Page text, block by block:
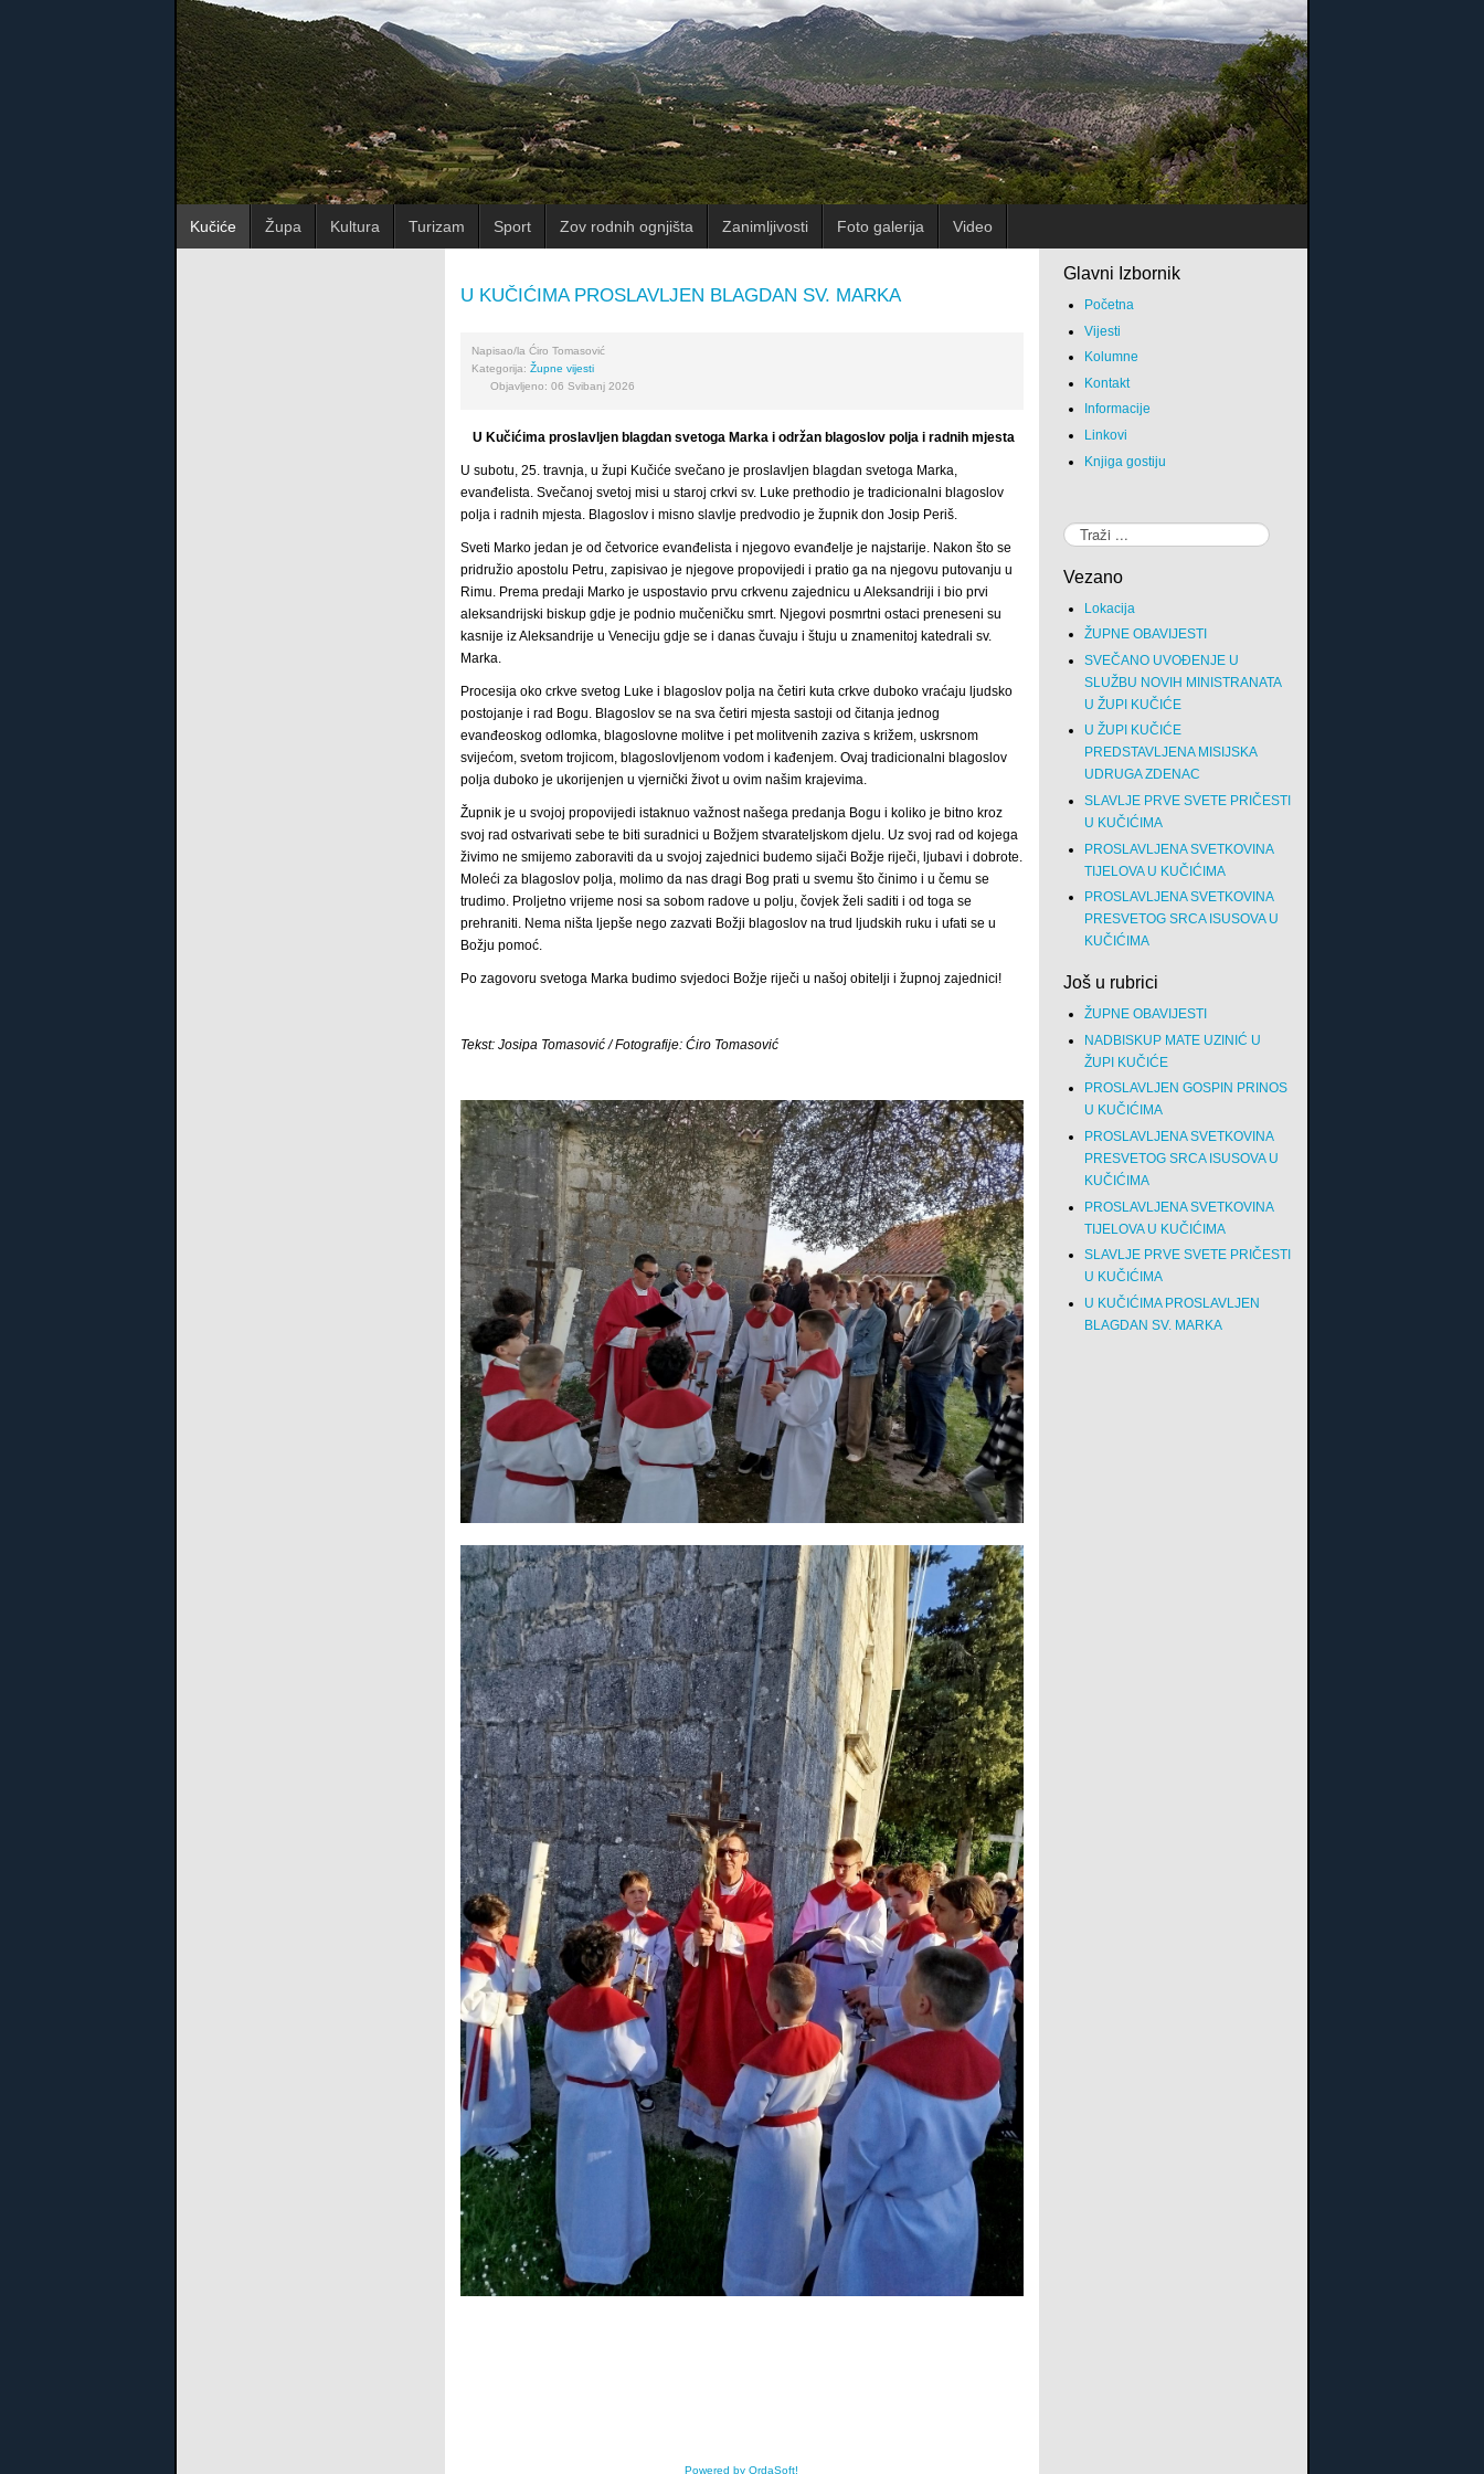
Kučiće Župa Kultura Turizam Sport Zov rodnih ognjišta Zanimljivosti Foto galerija Video
U KUČIĆIMA PROSLAVLJEN BLAGDAN SV. MARKA
Napisao/la Ćiro Tomasović
Kategorija: Župne vijesti
Objavljeno: 06 Svibanj 2026
U Kučićima proslavljen blagdan svetoga Marka i održan blagoslov polja i radnih mjesta
U subotu, 25. travnja, u župi Kučiće svečano je proslavljen blagdan svetoga Marka,
evanđelista. Svečanoj svetoj misi u staroj crkvi sv. Luke prethodio je tradicionalni blagoslov
polja i radnih mjesta. Blagoslov i misno slavlje predvodio je župnik don Josip Periš.
Sveti Marko jedan je od četvorice evanđelista i njegovo evanđelje je najstarije. Nakon što se
pridružio apostolu Petru, zapisivao je njegove propovijedi i pratio ga na njegovu putovanju u
Rimu. Prema predaji Marko je uspostavio prvu crkvenu zajednicu u Aleksandriji i bio prvi
aleksandrijski biskup gdje je podnio mučeničku smrt. Njegovi posmrtni ostaci preneseni su
kasnije iz Aleksandrije u Veneciju gdje se i danas čuvaju i štuju u znamenitoj katedrali sv.
Marka.
Procesija oko crkve svetog Luke i blagoslov polja na četiri kuta crkve duboko vraćaju ljudsko
postojanje i rad Bogu. Blagoslov se na sva četiri mjesta sastoji od čitanja jednog
evanđeoskog odlomka, blagoslovne molitve i pet molitvenih zaziva s križem, uskrsnom
svijećom, svetom trojicom, blagoslovljenom vodom i kađenjem. Ovaj tradicionalni blagoslov
polja duboko je ukorijenjen u vjernički život u ovim našim krajevima.
Župnik je u svojoj propovijedi istaknuo važnost našega predanja Bogu i koliko je bitno kroz
svoj rad ostvarivati sebe te biti suradnici u Božjem stvarateljskom djelu. Uz svoj rad od kojega
živimo ne smijemo zaboraviti da u svojoj zajednici budemo sijači Božje riječi, ljubavi i dobrote.
Moleći za blagoslov polja, molimo da nas dragi Bog prati u svemu što činimo i u čemu se
trudimo. Proljetno vrijeme nosi sa sobom radove u polju, čovjek želi saditi i od toga se
prehraniti. Nema ništa ljepše nego zazvati Božji blagoslov na trud ljudskih ruku i ufati se u
Božju pomoć.
Po zagovoru svetoga Marka budimo svjedoci Božje riječi u našoj obitelji i župnoj zajednici!
Tekst: Josipa Tomasović / Fotografije: Ćiro Tomasović
Powered by OrdaSoft!
Glavni Izbornik
Početna
Vijesti
Kolumne
Kontakt
Informacije
Linkovi
Knjiga gostiju
Traži...
Vezano
Lokacija
ŽUPNE OBAVIJESTI
SVEČANO UVOĐENJE U
SLUŽBU NOVIH MINISTRANATA
U ŽUPI KUČIĆE
U ŽUPI KUČIĆE
PREDSTAVLJENA MISIJSKA
UDRUGA ZDENAC
SLAVLJE PRVE SVETE PRIČESTI
U KUČIĆIMA
PROSLAVLJENA SVETKOVINA
TIJELOVA U KUČIĆIMA
PROSLAVLJENA SVETKOVINA
PRESVETOG SRCA ISUSOVA U
KUČIĆIMA
Još u rubrici
ŽUPNE OBAVIJESTI
NADBISKUP MATE UZINIĆ U
ŽUPI KUČIĆE
PROSLAVLJEN GOSPIN PRINOS
U KUČIĆIMA
PROSLAVLJENA SVETKOVINA
PRESVETOG SRCA ISUSOVA U
KUČIĆIMA
PROSLAVLJENA SVETKOVINA
TIJELOVA U KUČIĆIMA
SLAVLJE PRVE SVETE PRIČESTI
U KUČIĆIMA
U KUČIĆIMA PROSLAVLJEN
BLAGDAN SV. MARKA